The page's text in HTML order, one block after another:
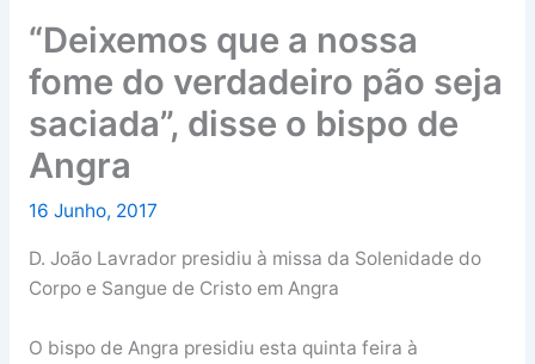
“Deixemos que a nossa
fome do verdadeiro pão seja
saciada”, disse o bispo de
Angra
16 Junho, 2017
D. João Lavrador presidiu à missa da Solenidade do
Corpo e Sangue de Cristo em Angra
O bispo de Angra presidiu esta quinta feira à